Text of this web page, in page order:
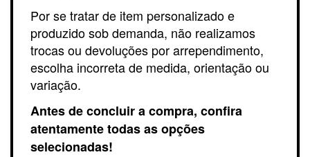
Por se tratar de item personalizado e
produzido sob demanda, não realizamos
trocas ou devoluções por arrependimento,
escolha incorreta de medida, orientação ou
variação.
Antes de concluir a compra, confira
atentamente todas as opções
selecionadas!